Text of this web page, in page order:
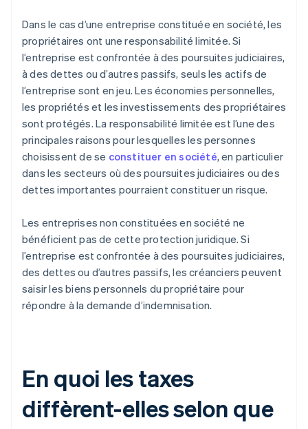
Dans le cas d’une entreprise constituée en société, les
propriétaires ont une responsabilité limitée. Si
l’entreprise est confrontée à des poursuites judiciaires,
à des dettes ou d’autres passifs, seuls les actifs de
l’entreprise sont en jeu. Les économies personnelles,
les propriétés et les investissements des propriétaires
sont protégés. La responsabilité limitée est l’une des
principales raisons pour lesquelles les personnes
choisissent de se constituer en société, en particulier
dans les secteurs où des poursuites judiciaires ou des
dettes importantes pourraient constituer un risque.
Les entreprises non constituées en société ne
bénéficient pas de cette protection juridique. Si
l’entreprise est confrontée à des poursuites judiciaires,
des dettes ou d’autres passifs, les créanciers peuvent
saisir les biens personnels du propriétaire pour
répondre à la demande d’indemnisation.
En quoi les taxes
diffèrent-elles selon que